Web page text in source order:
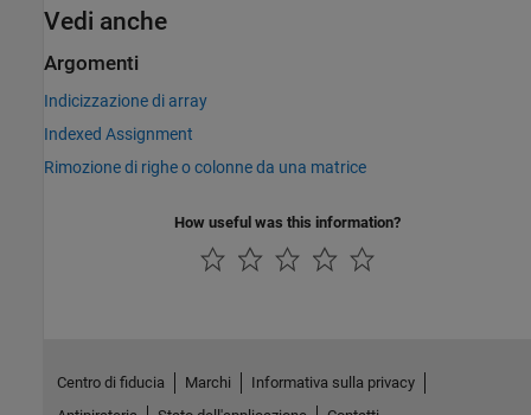
Vedi anche
Argomenti
Indicizzazione di array
Indexed Assignment
Rimozione di righe o colonne da una matrice
How useful was this information?
Centro di fiducia Marchi
Informativa sulla privacy